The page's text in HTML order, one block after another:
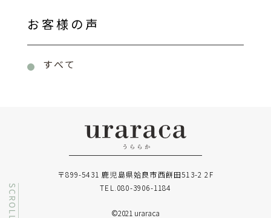
お客様の声
すべて
〒899-5431 鹿児島県姶良市西餅田513-2 2F
TEL.080-3906-1184
©2021 uraraca